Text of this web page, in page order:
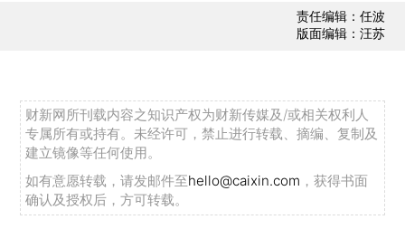
责任编辑：任波
版面编辑：汪苏
财新网所刊载内容之知识产权为财新传媒及/或相关权利人
专属所有或持有。未经许可，禁止进行转载、摘编、复制及
建立镜像等任何使用。
如有意愿转载，请发邮件至hello@caixin.com ，获得书面
确认及授权后，方可转载。